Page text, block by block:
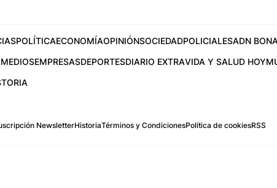
POLÍTICAECONOMÍAOPINIÓNSOCIEDADPOLICIALESADN
MEDIOSEMPRESASDEPORTESDIARIO EXTRAVIDA Y SALUD HOY
NewsletterHistoriaTérminos y CondicionesPolítica de cookiesRSS